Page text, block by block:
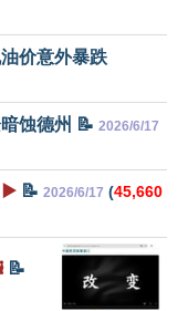
价意外暴跌
蚀德州 📝 2026/6/17
▶️ 📝 2026/6/17 (45,660
📝